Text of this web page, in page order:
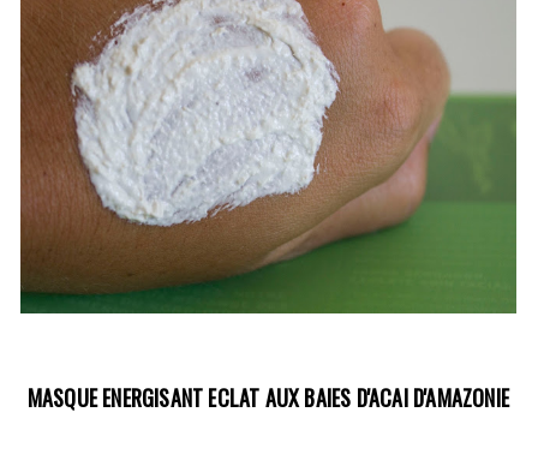
MASQUE ENERGISANT ECLAT AUX BAIES D'ACAI D'AMAZONIE